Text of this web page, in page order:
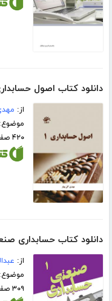
دانلود کتاب اصول
از:
موضوع:
۴۲۰ صفحه
دانلود کتاب حسابداری
از:
۳۰۹ صفحه